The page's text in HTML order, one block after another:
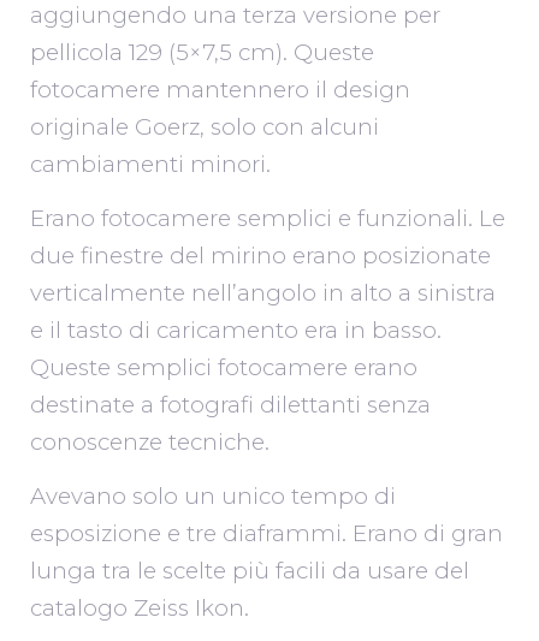
aggiungendo una terza versione per
pellicola 129 (5×7,5 cm). Queste
fotocamere mantennero il design
originale Goerz, solo con alcuni
cambiamenti minori.
Erano fotocamere semplici e funzionali. Le
due finestre del mirino erano posizionate
verticalmente nell’angolo in alto a sinistra
e il tasto di caricamento era in basso.
Queste semplici fotocamere erano
destinate a fotografi dilettanti senza
conoscenze tecniche.
Avevano solo un unico tempo di
esposizione e tre diaframmi. Erano di gran
lunga tra le scelte più facili da usare del
catalogo Zeiss Ikon.